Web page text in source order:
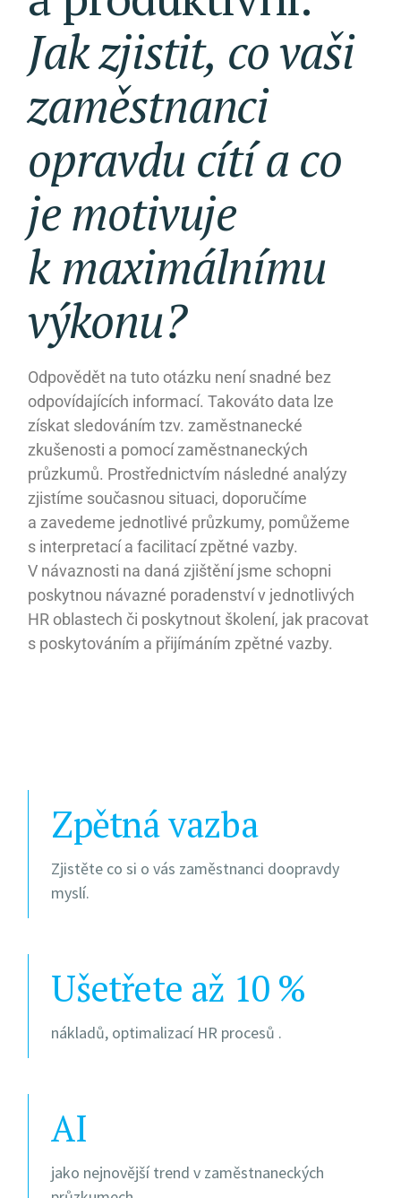
Jakzjistit, covaši
zaměstnanci
opravdu cítía co
jemotivuje
k maximálnímu
výkonu?
Odpovědět na tuto otázku není snadné bez
odpovídajících informací. Takováto data lze
získat sledováním tzv. zaměstnanecké
zkušenosti a pomocí zaměstnaneckých
průzkumů. Prostřednictvím následné analýzy
zjistíme současnou situaci, doporučíme
a zavedeme jednotlivé průzkumy, pomůžeme
s interpretací a facilitací zpětné vazby.
V návaznosti na daná zjištění jsme schopni
poskytnou návazné poradenství v jednotlivých
HR oblastech či poskytnout školení, jak pracovat
s poskytováním a přijímáním zpětné vazby.
Zpětná vazba
Zjistěte co si o vás zaměstnanci doopravdy
myslí.
Ušetřete až 10 %
nákladů, optimalizací HR procesů .
AI
jako nejnovější trend v zaměstnaneckých